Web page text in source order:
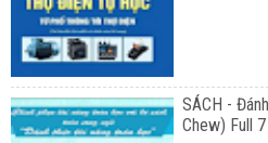
SÁCH -
Chew) Full